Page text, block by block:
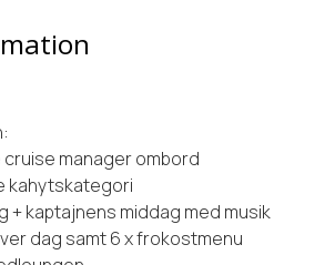
cruise manager ombord
kahytskategori
+ kaptajnens middag med musik
dag samt 6 x frokostmenu